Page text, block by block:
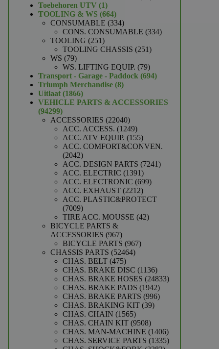
Toebehoren UTV 11
product
TOOLING & WS 664664
producten
CONSUMABLE 334334
producten
CONS. CONSUMABLE 334334
TOOLING 251251
producten
TOOLING CHASSIS 251251
WS 7979
producten
WS. LIFTING EQUIP. 7979
producten
Transport - Garage - Paddock 694694
Triumph Merchandise 88
Uitlaat 18661866
producten
VEHICLE PARTS & ACCESSORIES
9429994299
producten
ACCESSORIES 2204022040
producten
ACC. ACCESS. 12491249
producten
ACC. ATV EQUIP. 155155
producten
ACC. COMFORT&CONVEN.
20422042
producten
ACC. DESIGN PARTS 72417241
ACC. ELECTRIC 13911391
producten
ACC. ELECTRONIC 699699
ACC. EXHAUST 22122212
producten
ACC. PLASTIC&PROTECT
70097009
producten
TIRE ACC. MOUSSE 4242
BICYCLE PARTS &
ACCESSORIES 967967
producten
BICYCLE PARTS 967967
CHASSIS PARTS 5246452464
CHAS. BELT 475475
producten
CHAS. BRAKE DISC 11361136
producten
CHAS. BRAKE HOSES 2483324833
CHAS. BRAKE PADS 19421942
producten
CHAS. BRAKE PARTS 996996
CHAS. BRAKING KIT 3939
CHAS. CHAIN 15651565
producten
CHAS. CHAIN KIT 95089508
producten
CHAS. MAN-MACHINE 14061406
producten
CHAS. SERVICE PARTS 13351335